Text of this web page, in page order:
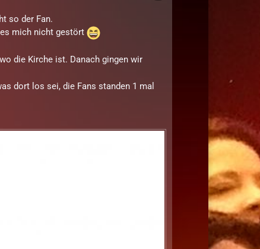
so der Fan.
es mich nicht gestört
die Kirche ist. Danach gingen wir
dort los sei, die Fans standen 1 mal